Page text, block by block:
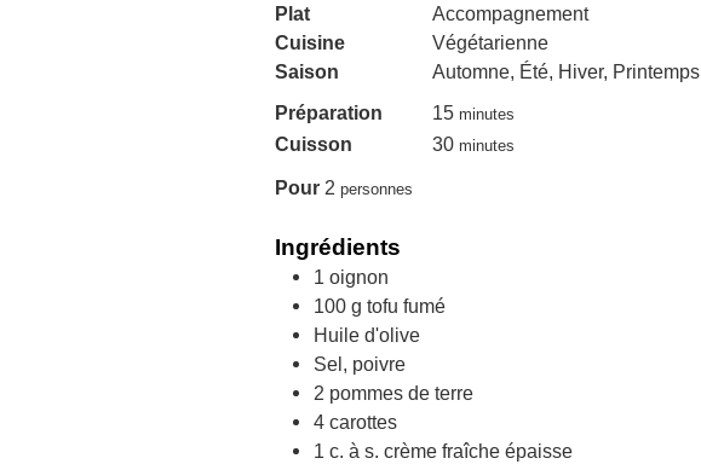
Plat
Accompagnement
Cuisine
Végétarienne
Saison
Automne, Été, Hiver, Printemps
Préparation
15minutes
minutes
Cuisson 30minutes
minutes
Pour 2 personnes
Ingrédients
1 oignon
100 g tofu fumé
Huile d'olive
Sel, poivre
2 pommes de terre
4 carottes
1 c. à s. crème fraîche épaisse